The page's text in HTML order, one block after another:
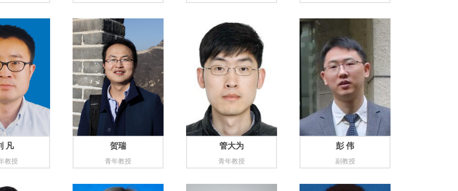
凡
教授
贺瑞
青年教授
管大为
青年教授
彭 伟
副教授